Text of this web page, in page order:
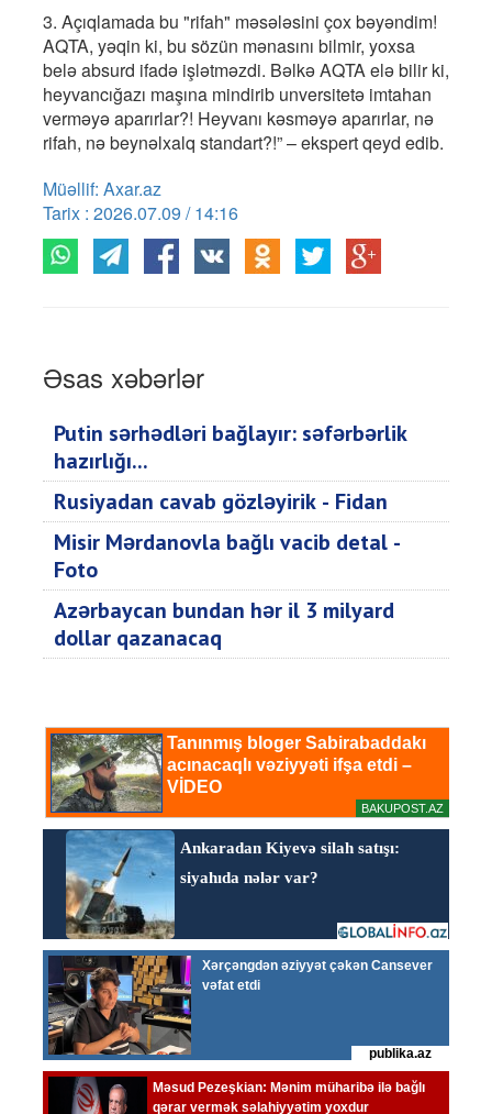
3. Açıqlamada bu "rifah" məsələsini çox bəyəndim!
AQTA, yəqin ki, bu sözün mənasını bilmir, yoxsa
belə absurd ifadə işlətməzdi. Bəlkə AQTA elə bilir ki,
heyvancığazı maşına mindirib unversitetə imtahan
verməyə aparırlar?! Heyvanı kəsməyə aparırlar, nə
rifah, nə beynəlxalq standart?!” – ekspert qeyd edib.
Müəllif: Axar.az
Tarix : 2026.07.09 / 14:16
Əsas xəbərlər
Putin sərhədləri bağlayır: səfərbərlik
hazırlığı...
Rusiyadan cavab gözləyirik - Fidan
Misir Mərdanovla bağlı vacib detal -
Foto
Azərbaycan bundan hər il 3 milyard
dollar qazanacaq